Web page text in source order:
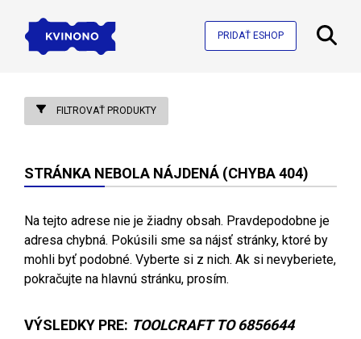
PRIDAŤ ESHOP
FILTROVAŤ PRODUKTY
STRÁNKA NEBOLA NÁJDENÁ (CHYBA 404)
Na tejto adrese nie je žiadny obsah. Pravdepodobne je
adresa chybná. Pokúsili sme sa nájsť stránky, ktoré by
mohli byť podobné. Vyberte si z nich. Ak si nevyberiete,
pokračujte na hlavnú stránku, prosím.
VÝSLEDKY PRE: TOOLCRAFT TO 6856644